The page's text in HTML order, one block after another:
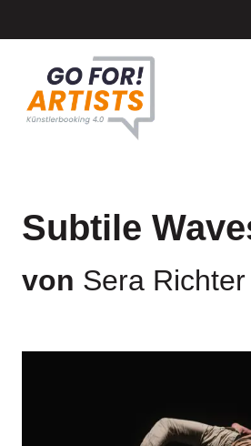
Subtile
von Sera Richter